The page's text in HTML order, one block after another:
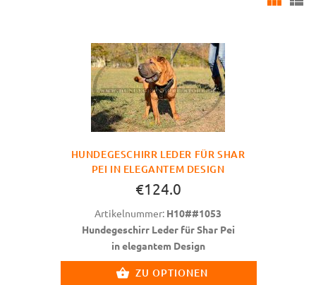
HUNDEGESCHIRR LEDER FÜR SHAR
PEI IN ELEGANTEM DESIGN
€124.0
Artikelnummer: H10##1053
Hundegeschirr Leder für Shar Pei
in elegantem Design
ZU OPTIONEN